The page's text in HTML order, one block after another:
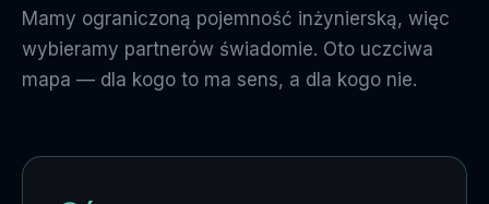
Mamy ograniczoną pojemność inżynierską, więc
wybieramy partnerów świadomie. Oto uczciwa
mapa — dla kogo to ma sens, a dla kogo nie.